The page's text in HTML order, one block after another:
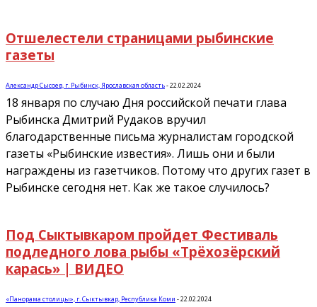
Отшелестели страницами рыбинские
газеты
Александр Сысоев, г. Рыбинск, Ярославская область-22.02.2024
18 января по случаю Дня российской печати глава
Рыбинска Дмитрий Рудаков вручил
благодарственные письма журналистам городской
газеты «Рыбинские известия». Лишь они и были
награждены из газетчиков. Потому что других газет в
Рыбинске сегодня нет. Как же такое случилось?
Под Сыктывкаром пройдет Фестиваль
подледного лова рыбы «Трёхозёрский
карась» | ВИДЕО
«Панорама столицы», г. Сыктывкар, Республика Коми -22.02.2024